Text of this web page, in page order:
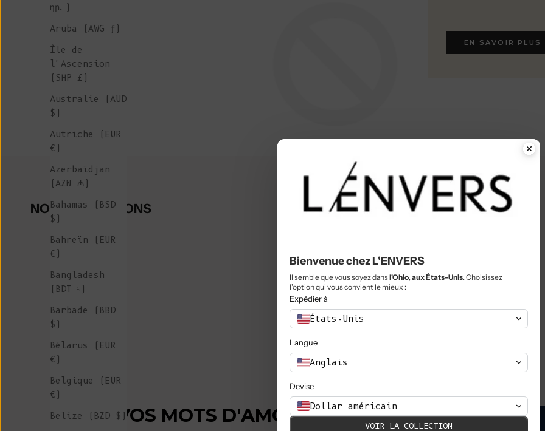
դր.)
Aruba (AWG ƒ)
Île de
l'Ascension
(SHP £)
Australie (AUD
$)
Autriche (EUR
€)
Azerbaïdjan
(AZN ₼)
Bahamas (BSD
$)
Bahreïn (EUR
€)
Bangladesh
(BDT ৳)
Barbade (BBD
$)
Bélarus (EUR
€)
Belgique (EUR
€)
Belize (BZD $)
EN SAVOIR PLUS
EN SAVOIR PLUS
NOS COLLECTIONS
TOUT VOIR
VOS MOTS D'AMOUR
Bienvenue chez L'ENVERS
Il semble que vous soyez dansl'Ohio,aux États-Unis. Choisissez
l'option qui vous convient le mieux :
Expédier à
États-Unis
Langue
Anglais
Devise
Dollar américain
VOIR LA COLLECTION